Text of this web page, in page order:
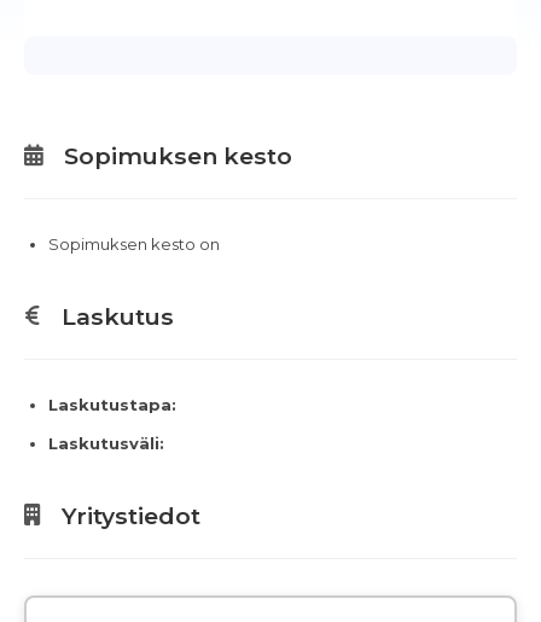
Sopimuksen kesto
Sopimuksen kesto on
Laskutus
Laskutustapa:
Laskutusväli:
Yritystiedot